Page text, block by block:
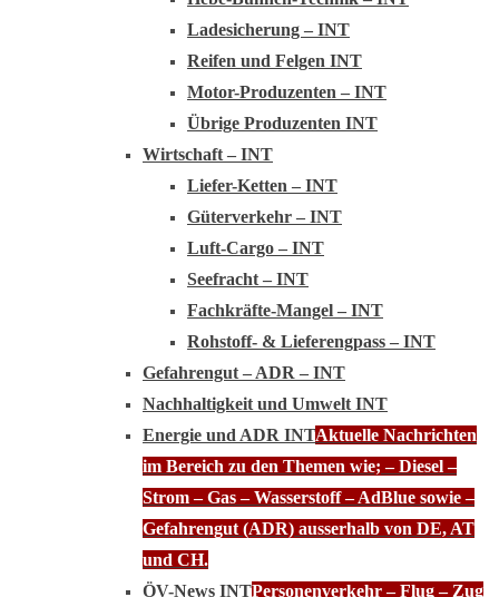
Ladesicherung – INT
Reifen und Felgen INT
Motor-Produzenten – INT
Übrige Produzenten INT
Wirtschaft – INT
Liefer-Ketten – INT
Güterverkehr – INT
Luft-Cargo – INT
Seefracht – INT
Fachkräfte-Mangel – INT
Rohstoff- & Lieferengpass – INT
Gefahrengut – ADR – INT
Nachhaltigkeit und Umwelt INT
Energie und ADR INTAktuelle Nachrichten
im Bereich zu den Themen wie; – Diesel –
Strom – Gas – Wasserstoff – AdBlue sowie –
Gefahrengut (ADR) ausserhalb von DE, AT
und CH.
ÖV-News INTPersonenverkehr – Flug – Zug